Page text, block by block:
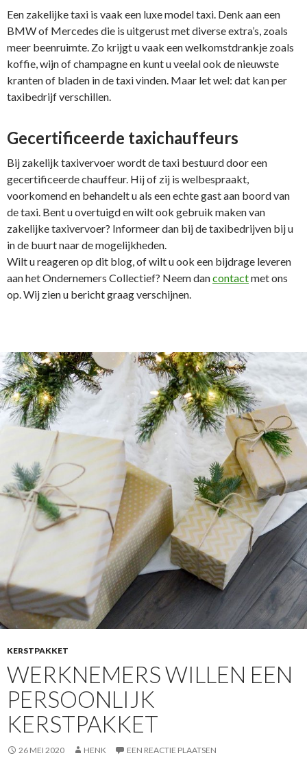
Een zakelijke taxi is vaak een luxe model taxi. Denk aan een
BMW of Mercedes die is uitgerust met diverse extra’s, zoals
meer beenruimte. Zo krijgt u vaak een welkomstdrankje zoals
koffie, wijn of champagne en kunt u veelal ook de nieuwste
kranten of bladen in de taxi vinden. Maar let wel: dat kan per
taxibedrijf verschillen.
Gecertificeerde taxichauffeurs
Bij zakelijk taxivervoer wordt de taxi bestuurd door een
gecertificeerde chauffeur. Hij of zij is welbespraakt,
voorkomend en behandelt u als een echte gast aan boord van
de taxi. Bent u overtuigd en wilt ook gebruik maken van
zakelijke taxivervoer? Informeer dan bij de taxibedrijven bij u
in de buurt naar de mogelijkheden.
Wilt u reageren op dit blog, of wilt u ook een bijdrage leveren
aan het Ondernemers Collectief? Neem dancontactmet ons
op. Wij zien u bericht graag verschijnen.
KERSTPAKKET
WERKNEMERS WILLEN EEN
PERSOONLIJK
KERSTPAKKET
26 MEI 2020 HENK EEN REACTIE PLAATSEN